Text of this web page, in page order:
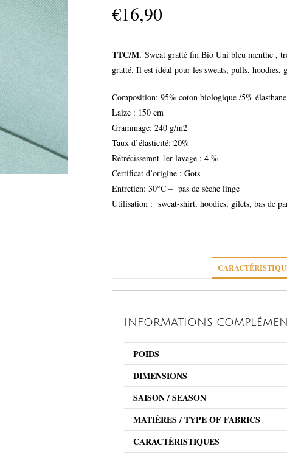
€16,90
TTC/M. Sweat gratté fin Bio Uni bleu menthe ,
gratté. Il est idéal pour les sweats, pulls, hoodies,
Composition: 95% coton biologique /5% élasthane
Laize : 150 cm
Grammage: 240 g/m2
Taux d’élasticité: 20%
Rétrécissemnt 1er lavage : 4 %
Certificat d’origine : Gots
Entretien: 30°C – pas de sèche linge
Utilisation : sweat-shirt, hoodies, gilets, bas de
INFORMATIONS
POIDS
DIMENSIONS
SAISON / SEASON
MATIÈRES / TYPE OF FABRICS
CARACTÉRISTIQUES